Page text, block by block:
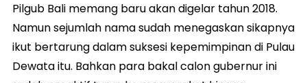
Pilgub Bali memang baru akan digelar tahun 2018.
Namun sejumlah nama sudah menegaskan sikapnya
ikut bertarung dalam suksesi kepemimpinan di Pulau
Dewata itu. Bahkan para bakal calon gubernur ini